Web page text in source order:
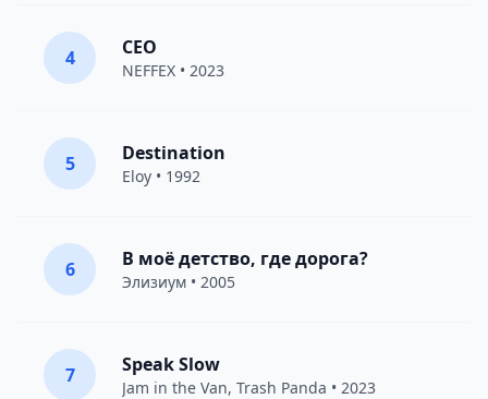
4 CEO
NEFFEX • 2023
5 Destination
Eloy • 1992
6 В моё детство, где дорога?
Элизиум • 2005
7 Speak Slow
Jam in the Van, Trash Panda • 2023